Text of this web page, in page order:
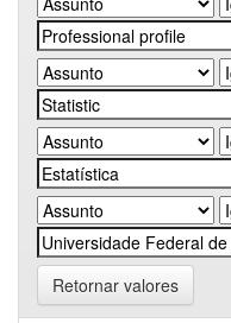
Retornar valores